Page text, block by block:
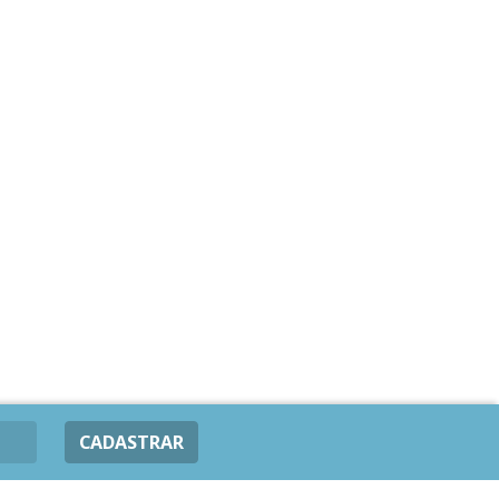
CADASTRAR